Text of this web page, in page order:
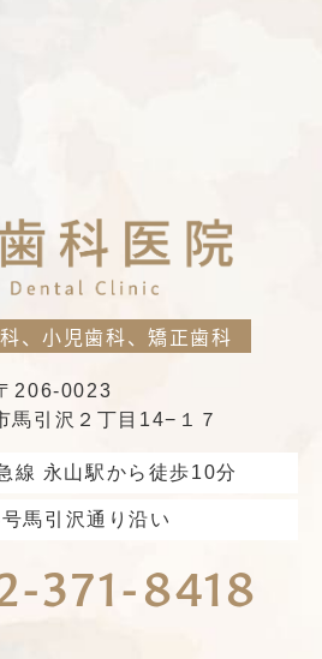
、小児歯科、矯正歯科
206-0023
馬引沢２丁目14−１７
線 永山駅から徒歩10分
馬引沢通り沿い
371-8418